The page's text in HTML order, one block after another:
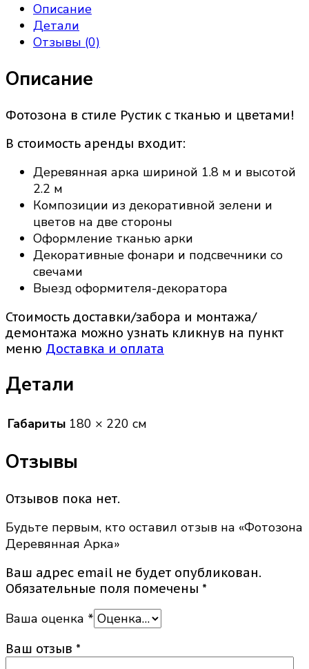
Описание
Детали
Отзывы (0)
Описание
Фотозона в стиле Рустик с тканью и цветами!
В стоимость аренды входит:
Деревянная арка шириной 1.8 м и высотой
2.2 м
Композиции из декоративной зелени и
цветов на две стороны
Оформление тканью арки
Декоративные фонари и подсвечники со
свечами
Выезд оформителя-декоратора
Стоимость доставки/забора и монтажа/
демонтажа можно узнать кликнув на пункт
меню Доставка и оплата
Детали
Габариты 180 × 220 см
Отзывы
Отзывов пока нет.
Будьте первым, кто оставил отзыв на «Фотозона
Деревянная Арка»
Ваш адрес email не будет опубликован.
Обязательные поля помечены *
Ваша оценка *
Ваш отзыв *